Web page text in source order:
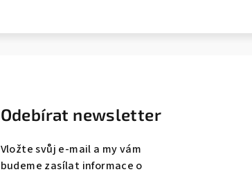
Odebírat newsletter
Vložte svůj e-mail a my vám
budeme zasílat informace o